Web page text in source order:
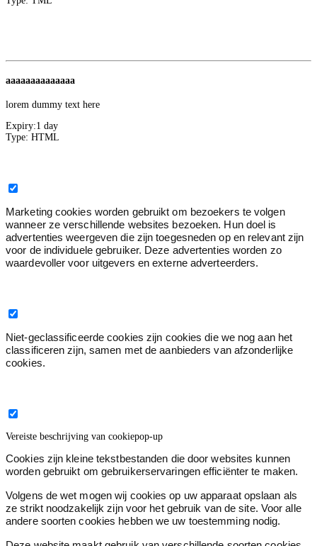
aaaaaaaaaaaaaa
lorem dummy text here
Expiry:1 day
Type: HTML
Marketing cookies worden gebruikt om bezoekers te volgen
wanneer ze verschillende websites bezoeken. Hun doel is
advertenties weergeven die zijn toegesneden op en relevant zijn
voor de individuele gebruiker. Deze advertenties worden zo
waardevoller voor uitgevers en externe adverteerders.
Niet-geclassificeerde cookies zijn cookies die we nog aan het
classificeren zijn, samen met de aanbieders van afzonderlijke
cookies.
Vereiste beschrijving van cookiepop-up
Cookies zijn kleine tekstbestanden die door websites kunnen
worden gebruikt om gebruikerservaringen efficiënter te maken.
Volgens de wet mogen wij cookies op uw apparaat opslaan als
ze strikt noodzakelijk zijn voor het gebruik van de site. Voor alle
andere soorten cookies hebben we uw toestemming nodig.